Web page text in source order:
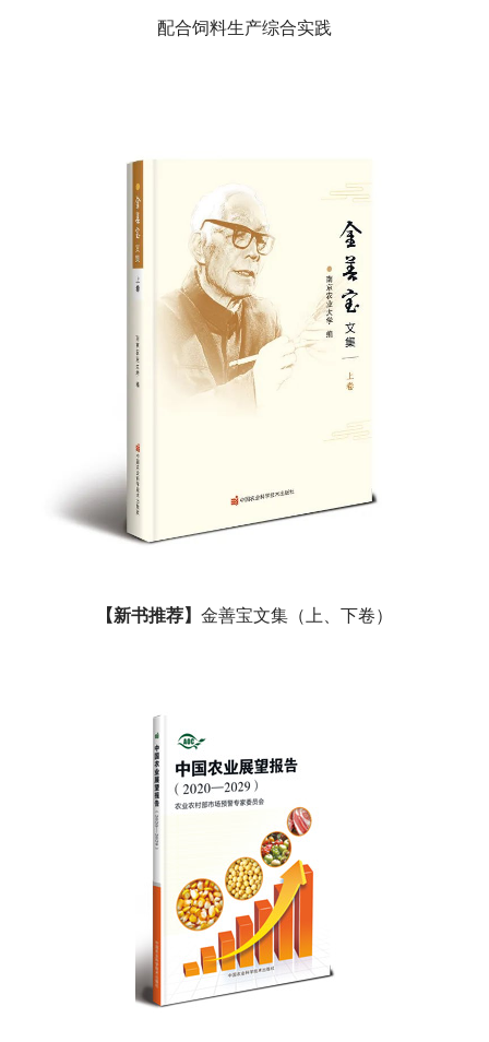
配合饲料生产综合实践
【新书推荐】 金善宝文集（上、下卷）